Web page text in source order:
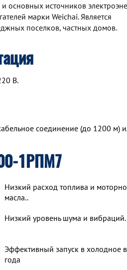
основных источников
марки Weichai. Является
поселков, частных домов.
В.
соединение (до 1200 м)
1РПМ7
Низкий расход топлива и
масла..
Низкий уровень шума и вибраций.
Эффективный запуск в холодное
года